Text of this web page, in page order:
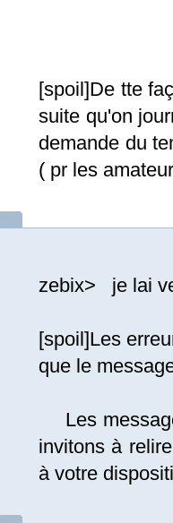
[spoil]De tte
suite qu'on
demande du
( pr les
zebix> je lai
[spoil]Les
que le
Les
invitons à
à votre